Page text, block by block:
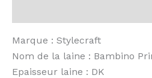
Marque : Stylecraft
Nom de la laine : Bambino
Epaisseur laine : DK